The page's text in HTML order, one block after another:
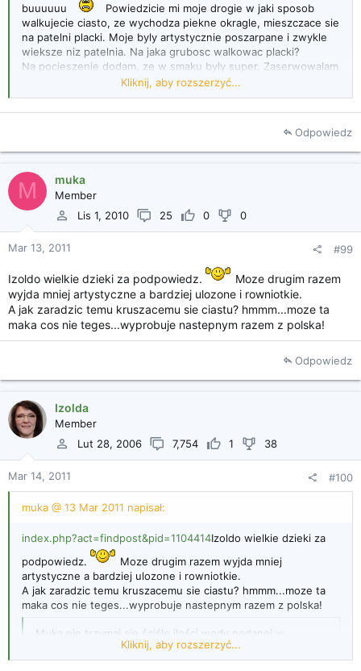
buuuuuu
Powiedzicie mi moje drogie w jaki sposob
walkujecie ciasto, ze wychodza piekne okragle, mieszczace sie
na patelni placki. Moje byly artystycznie poszarpane i zwykle
wieksze niz patelnia. Na jaka grubosc walkowac placki?
Na pocieszenie dodam, ze w smaku byly super. Zaserwowalam
je z pasta zrobiona z tunczyka i warzywami...mniam
rozpłaszczam, kładę wałek na środku i delikatnie wałkuję
do brzegu, obracam o kawałek, znowu wałek kładę na
odpowiednich rozmiarów. A żeby sprawdzić czy już jest
odpowiednio duże, to mam taki talerz, który jest prawie
wielkości dna patelni, a ten brakujący centymetr idealnie
się przydaje na manewrowanie plackiem na patelni
Kliknij, aby rozszerzyć...
Kliknij, aby rozszerzyć...
Odpowiedz
M muka
Member
Lis 1, 2010
25 0 0
Mar 13, 2011 #99
Izoldo wielkie dzieki za podpowiedz.
Moze drugim razem
wyjda mniej artystyczne a bardziej ulozone i rowniotkie.
A jak zaradzic temu kruszacemu sie ciastu? hmmm...moze ta
maka cos nie teges...wyprobuje nastepnym razem z polska!
Odpowiedz
Izolda
Member
Lut 28, 2006
7,754 1 38
Mar 14, 2011 #100
muka @ 13 Mar 2011 napisał:
index.php?act=findpost&pid=1104414Izoldo wielkie dzieki za
podpowiedz.
Moze drugim razem wyjda mniej
artystyczne a bardziej ulozone i rowniotkie.
A jak zaradzic temu kruszacemu sie ciastu? hmmm...moze ta
maka cos nie teges...wyprobuje nastepnym razem z polska!
Muka nie trzymaj się ściśle ilości wody podanej w
przepisie, mąki są różne, czasem bardziej suche i chłoną
więcej płynu, jeśli ciasto się kruszy, to dolej łyżkę wody i
Kliknij, aby rozszerzyć...